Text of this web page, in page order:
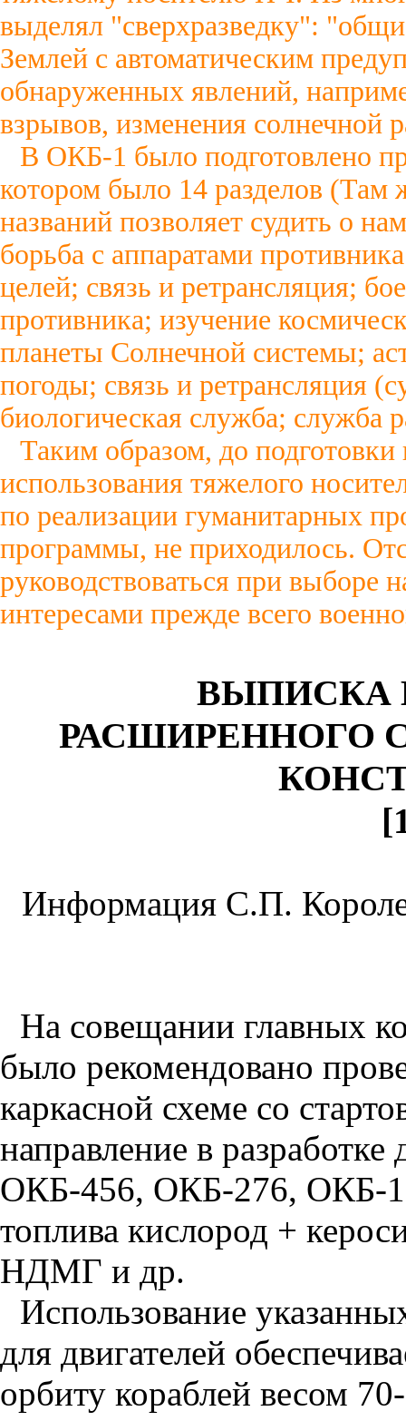
выделял "сверхразведку":
Землей с автоматическим
обнаруженных явлений,
взрывов, изменения солнечной
В ОКБ-1 было подготовлено
котором было 14 разделов (Там
названий позволяет судить о
борьба с аппаратами
целей; связь и ретрансляция;
противника; изучение
планеты Солнечной системы;
погоды; связь и ретрансляция
биологическая служба; служба
Таким образом, до
использования тяжелого
по реализации гуманитарных
программы, не приходилось.
руководствоваться при выборе
интересами прежде всего
ВЫПИСКА
РАСШИРЕННОГО
Информация С.П.
На совещании главных
было рекомендовано
каркасной схеме со
направление в
ОКБ-456, ОКБ-276, ОКБ-
топлива кислород +
НДМГ и др.
Использование
для двигателей
орбиту кораблей весом